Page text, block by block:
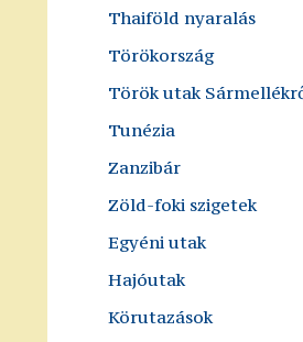
Thaiföld nyaralás
Törökország
Török utak
Tunézia
Zanzibár
Zöld-foki szigetek
Egyéni utak
Hajóutak
Körutazások